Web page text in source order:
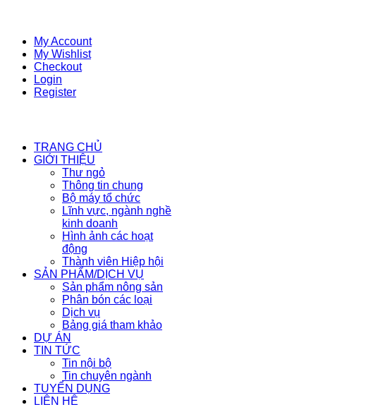
My Account
My Wishlist
Checkout
Login
Register
TRANG CHỦ
GIỚI THIỆU
Thư ngỏ
Thông tin chung
Bộ máy tổ chức
Lĩnh vực, ngành nghề
kinh doanh
Hình ảnh các hoạt
động
Thành viên Hiệp hội
SẢN PHẨM/DỊCH VỤ
Sản phẩm nông sản
Phân bón các loại
Dịch vụ
Bảng giá tham khảo
DỰ ÁN
TIN TỨC
Tin nội bộ
Tin chuyên ngành
TUYỂN DỤNG
LIÊN HỆ